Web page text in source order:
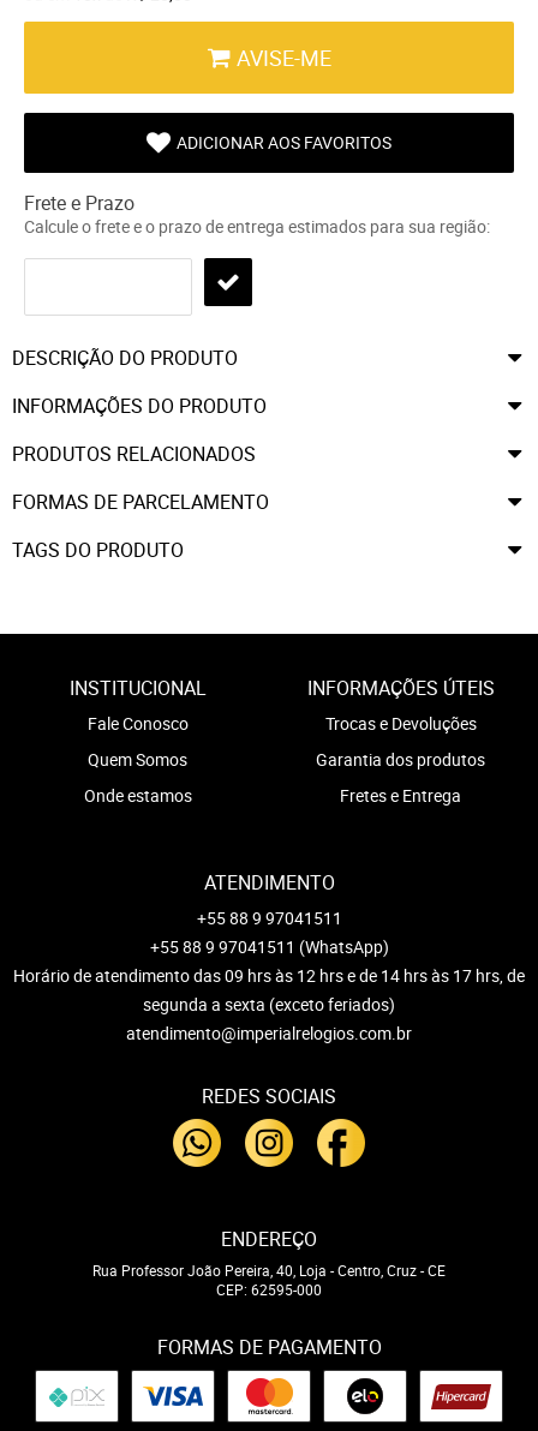
AVISE-ME
ADICIONAR AOS FAVORITOS
Frete e Prazo
Calcule o frete e o prazo de entrega estimados para sua região:
DESCRIÇÃO DO PRODUTO
INFORMAÇÕES DO PRODUTO
PRODUTOS RELACIONADOS
FORMAS DE PARCELAMENTO
TAGS DO PRODUTO
INSTITUCIONAL
Fale Conosco
Quem Somos
Onde estamos
INFORMAÇÕES ÚTEIS
Trocas e Devoluções
Garantia dos produtos
Fretes e Entrega
ATENDIMENTO
+55 88 9 97041511
+55 88 9 97041511 (WhatsApp)
Horário de atendimento das 09 hrs às 12 hrs e de 14 hrs às 17 hrs, de
segunda a sexta (exceto feriados)
atendimento@imperialrelogios.com.br
REDES SOCIAIS
ENDEREÇO
Rua Professor João Pereira, 40, Loja -Centro, Cruz-CE
CEP: 62595-000
FORMAS DE PAGAMENTO